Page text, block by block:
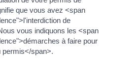
que vous avez <span
de
vous indiquons les <span
à faire pour
permis</span>.